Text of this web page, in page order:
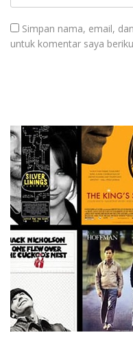
Simpan nama, email,
untuk komentar saya